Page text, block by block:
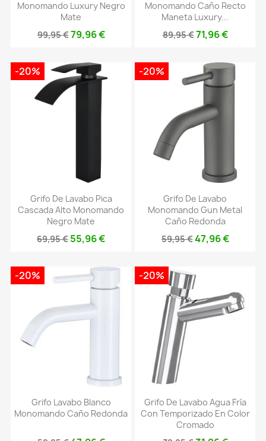
Monomando Luxury Negro
Mate
99,95 €79,96 €
Monomando Caño Recto
Maneta Luxury...
89,95 €71,96 €
Grifo De Lavabo Pica
Cascada Alto Monomando
Negro Mate
69,95 € 55,96 €
-20%
Grifo De Lavabo
Monomando Gun Metal
Caño Redonda
59,95 €47,96 €
-20%
Grifo Lavabo Blanco
Monomando Caño Redonda
-20%
Grifo De Lavabo Agua Fría
Con Temporizado En Color
Cromado
-20%